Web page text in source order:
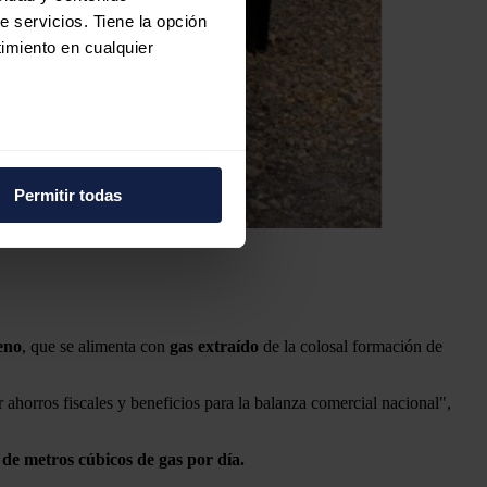
servicios. Tiene la opción
en cualquier
les haya proporcionado o
Permitir todas
, que se alimenta con gas extraído de la colosal formación de
fiscales y beneficios para la balanza comercial nacional",
metros cúbicos de gas por día.